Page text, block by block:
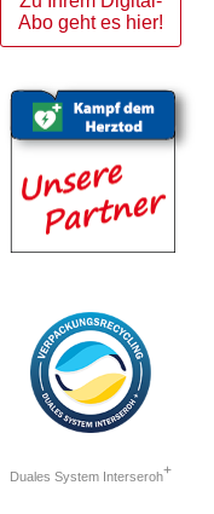
Abo geht es hier!
Duales System Interseroh+